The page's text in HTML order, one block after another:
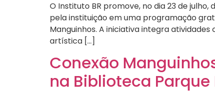
O Instituto BR promove, no dia 23 de
pela instituição em uma programação
Manguinhos. A iniciativa integra
artística […]
Conexão
na Biblioteca